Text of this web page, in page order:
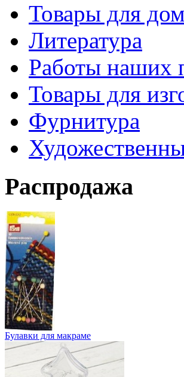
Товары для
Литература
Работы наших
Товары для
Фурнитура
Распродажа
Булавки для макраме